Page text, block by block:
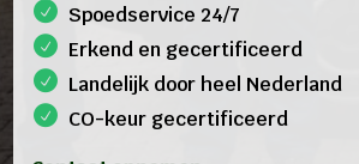
Spoedservice 24/7
Erkend en gecertificeerd
Landelijk door heel Nederland
CO-keur gecertificeerd